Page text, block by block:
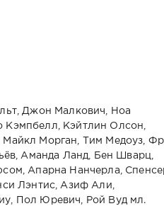
Джон Малкович, Ноа
Кэйтлин Олсон,
Майкл Морган, Тим Медоуз,
Аманда Ланд, Бен Шварц,
Апарна Нанчерла,
Лэнтис, Азиф Али,
Пол Юревич, Рой Вуд мл.